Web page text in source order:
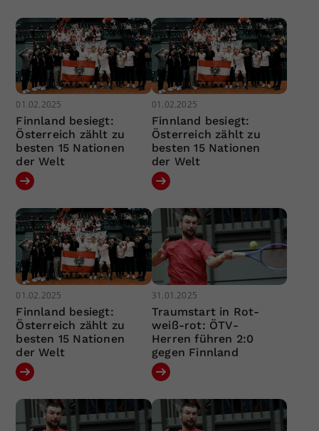
01.02.2025
Finnland besiegt:
Österreich zählt zu
besten 15 Nationen
der Welt
01.02.2025
Finnland besiegt:
Österreich zählt zu
besten 15 Nationen
der Welt
01.02.2025
Finnland besiegt:
Österreich zählt zu
besten 15 Nationen
der Welt
31.01.2025
Traumstart in Rot-
weiß-rot: ÖTV-
Herren führen 2:0
gegen Finnland